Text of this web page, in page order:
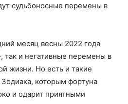
судьбоносные перемены в
месяц весны 2022 года
так и негативные перемены в
жизни. Но есть и такие
Зодиака, которым фортуна
и одарит приятными